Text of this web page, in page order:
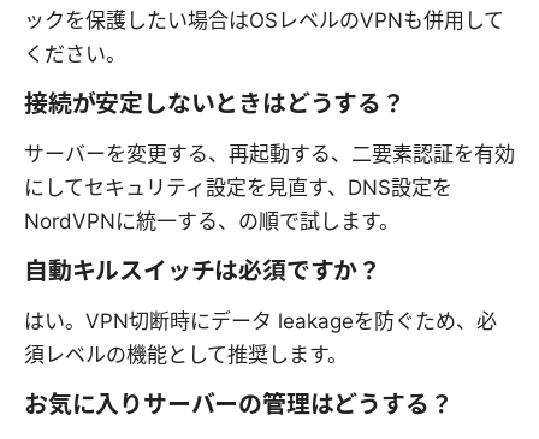
ックを保護したい場合はOSレベルのVPNも併用して
ください。
接続が安定しないときはどうする？
サーバーを変更する、再起動する、二要素認証を有効
にしてセキュリティ設定を見直す、DNS設定を
NordVPNに統一する、の順で試します。
自動キルスイッチは必須ですか？
はい。VPN切断時にデータ leakageを防ぐため、必
須レベルの機能として推奨します。
お気に入りサーバーの管理はどうする？